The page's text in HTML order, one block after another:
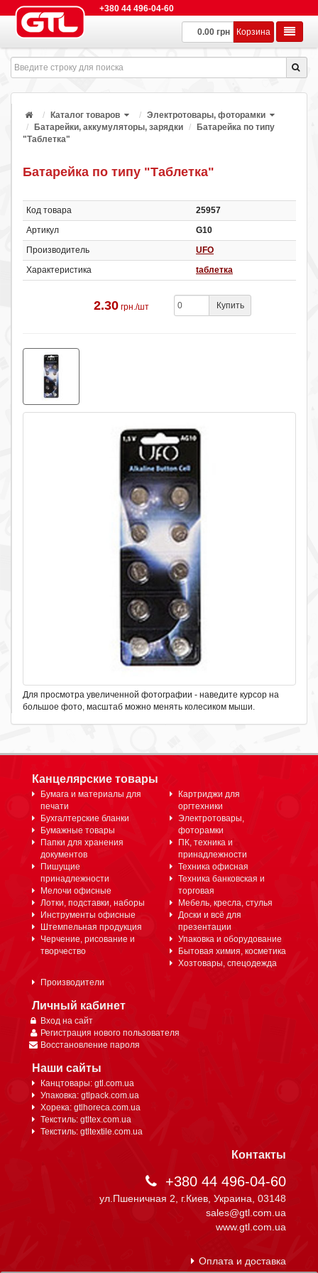
+380 44 496-04-60
0.00 грн Корзина
Каталог товаров
Электротовары, фоторамки
Батарейки, аккумуляторы, зарядки
Батарейка по типу
"Таблетка"
Батарейка по типу "Таблетка"
Код товара
25957
Артикул
G10
Производитель
UFO
Характеристика
tаблетка
2.30 грн./шт Купить
Для просмотра увеличенной фотографии - наведите курсор на
большое фото, масштаб можно менять колесиком мыши.
Канцелярские товары
Бумага и материалы для
печати
Бухгалтерские бланки
Бумажные товары
Папки для хранения
документов
Пишущие
принадлежности
Мелочи офисные
Лотки, подставки, наборы
Инструменты офисные
Штемпельная продукция
Черчение, рисование и
творчество
Картриджи для
оргтехники
Электротовары,
фоторамки
ПК, техника и
принадлежности
Техника офисная
Техника банковская и
торговая
Мебель, кресла, стулья
Доски и всё для
презентации
Упаковка и оборудование
Бытовая химия, косметика
Хозтовары, спецодежда
Производители
Личный кабинет
Вход на сайт
Регистрация нового пользователя
Восстановление пароля
Наши сайты
Канцтовары: gtl.com.ua
Упаковка: gtlpack.com.ua
Хорека: gtlhoreca.com.ua
Текстиль: gtltex.com.ua
Текстиль: gtltextile.com.ua
Контакты
+380 44 496-04-60
ул.Пшеничная 2, г.Киев, Украина, 03148
sales@gtl.com.ua
www.gtl.com.ua
Оплата и доставка